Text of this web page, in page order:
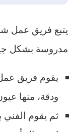
يتبع فريق عمل
مدروسة بشكل
يقوم فريق
ودقة، منها
ثم يقوم